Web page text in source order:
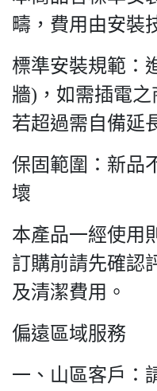
疇，費用由安裝
標準安裝規範：
牆)，如需插電之
若超過需自備延
保固範圍：新品
壞
本產品一經使用
訂購前請先確認
及清潔費用。
偏遠區域服務
一、山區客戶：